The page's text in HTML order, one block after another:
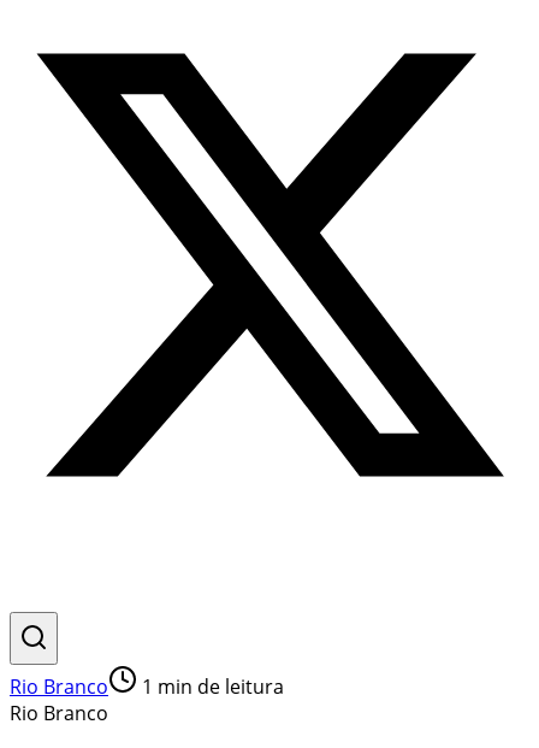
Rio Branco 1 min de leitura
Rio Branco